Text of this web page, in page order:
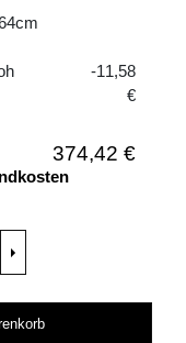
-11,58
€
374,42 €
>